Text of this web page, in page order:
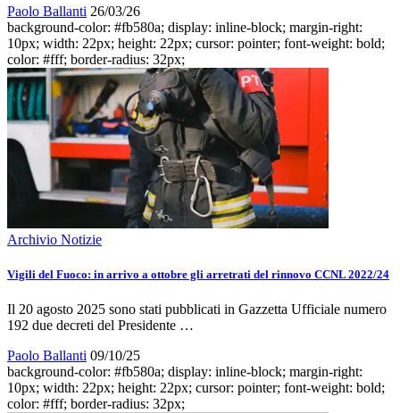
Paolo Ballanti 26/03/26
background-color: #fb580a; display: inline-block; margin-right:
10px; width: 22px; height: 22px; cursor: pointer; font-weight: bold;
color: #fff; border-radius: 32px;
Archivio Notizie
Vigili del Fuoco: in arrivo a ottobre gli arretrati del rinnovo CCNL 2022/24
Il 20 agosto 2025 sono stati pubblicati in Gazzetta Ufficiale numero
192 due decreti del Presidente …
Paolo Ballanti 09/10/25
background-color: #fb580a; display: inline-block; margin-right:
10px; width: 22px; height: 22px; cursor: pointer; font-weight: bold;
color: #fff; border-radius: 32px;